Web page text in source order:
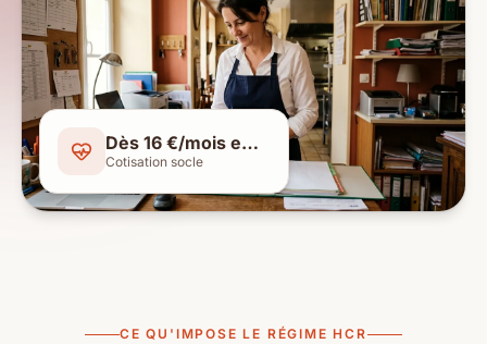
Dès 16 €/mois employeur
Cotisation socle
CE QU'IMPOSE LE RÉGIME HCR